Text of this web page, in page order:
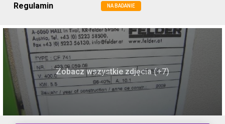
Regulamin NA BADANIE
Zobacz wszystkie zdjęcia (+7)